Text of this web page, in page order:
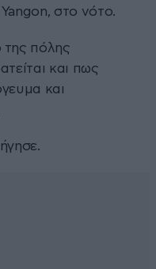
στο νότο.
της πόλης
και πως
και